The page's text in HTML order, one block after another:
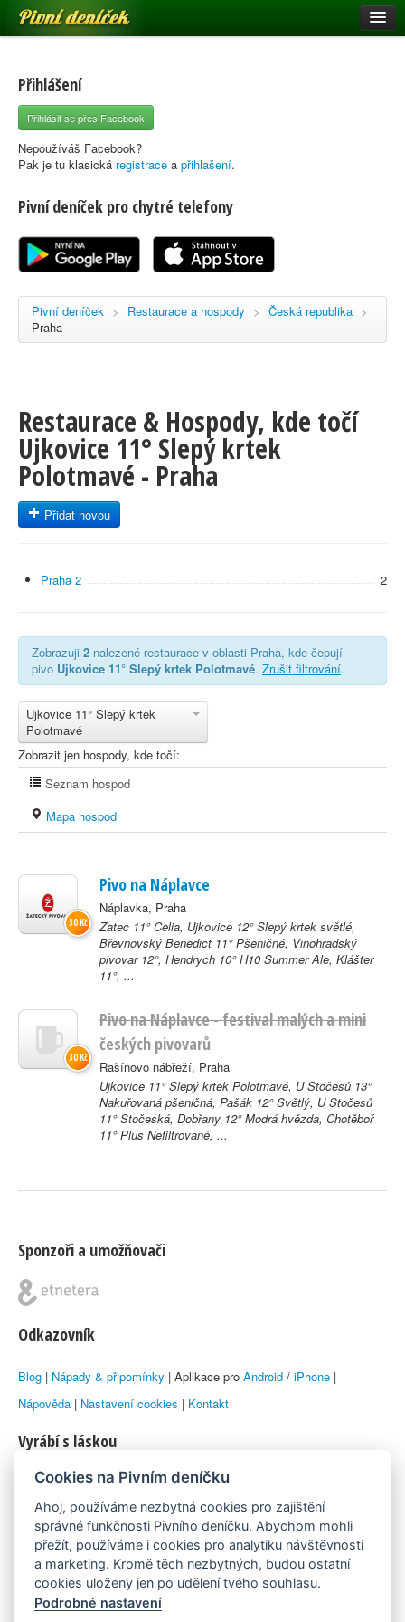
Pivní deníček
Pivní mapa
Pivní značky
Nápověda
Registrace
Přihlášení
Přihlásit se přes Facebook
Nepoužíváš Facebook?
Pak je tu klasická registrace a přihlašení.
Pivní deníček pro chytré telefony
Pivní deníček > Restaurace a hospody > Česká republika >
Praha
Restaurace & Hospody, kde točí
Ujkovice 11° Slepý krtek
Polotmavé - Praha
Přidat novou
Praha 2 2
Zobrazuji 2 nalezené restaurace v oblasti Praha, kde čepují
pivo Ujkovice 11° Slepý krtek Polotmavé. Zrušit filtrování.
Ujkovice 11° Slepý krtek
Polotmavé
Zobrazit jen hospody, kde točí:
Seznam hospod
Mapa hospod
Pivo na Náplavce
Náplavka, Praha
Žatec 11° Celia, Ujkovice 12° Slepý krtek světlé,
Břevnovský Benedict 11° Pšeničné, Vinohradský
pivovar 12°, Hendrych 10° H10 Summer Ale, Klášter
11°, ...
30 Kč
Pivo na Náplavce - festival malých a mini
českých pivovarů
Rašínovo nábřeží, Praha
Ujkovice 11° Slepý krtek Polotmavé, U Stočesů 13°
Nakuřovaná pšeničná, Pašák 12° Světlý, U Stočesů
11° Stočeská, Dobřany 12° Modrá hvězda, Chotěboř
11° Plus Nefiltrované, ...
30 Kč
Sponzoři a umožňovači
Odkazovník
Blog | Nápady & připomínky | Aplikace pro Android / iPhone |
Nápověda | Nastavení cookies | Kontakt
Vyrábí s láskou
© 2010–2026 byLukáš Zemanaka Emka
Máme rádi
Pivní.info
Poznámka pod čarou
Cookies na Pivním deníčku
Ahoj, používáme nezbytná cookies pro zajištění
správné funkčnosti Pivního deníčku. Abychom mohli
přežít, používáme i cookies pro analytiku návštěvnosti
a marketing. Kromě těch nezbytných, budou ostatní
cookies uloženy jen po udělení tvého souhlasu.
Podrobné nastavení